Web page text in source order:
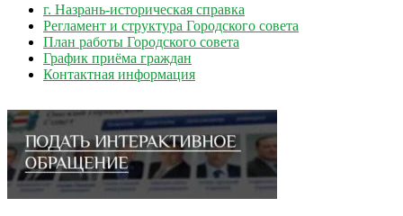
г. Назрань-историческая справка
Регламент и структура Городского совета
План работы Городского совета
График приёма граждан
Контактная информация